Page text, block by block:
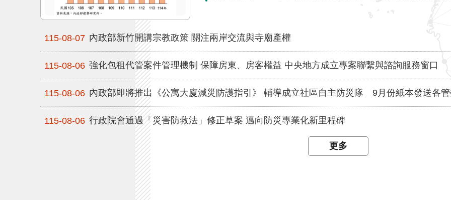
115-08-07 內政部新竹開講宗教政策 關注兩岸交流與寺廟產權
115-08-06 強化包租代管案件管理機制 保障房東、房客權益 中央地方成立專案聯繫與諮詢服務窗口
115-08-06 內政部即將推出《公寓大廈減災防護指引》 輔導成立社區自主防災隊 9月份紙本發送各
115-08-06 行政院會通過「災害防救法」修正草案 邁向防災專業化新里程碑
更多